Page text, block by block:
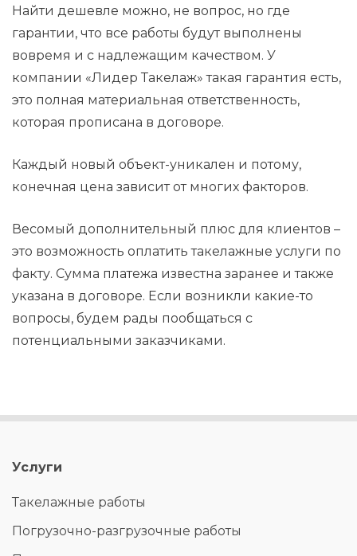
Найти дешевле можно, не вопрос, но где
гарантии, что все работы будут выполнены
вовремя и с надлежащим качеством. У
компании «Лидер Такелаж» такая гарантия есть,
это полная материальная ответственность,
которая прописана в договоре.
Каждый новый объект-уникален и потому,
конечная цена зависит от многих факторов.
Весомый дополнительный плюс для клиентов –
это возможность оплатить такелажные услуги по
факту. Сумма платежа известна заранее и также
указана в договоре. Если возникли какие-то
вопросы, будем рады пообщаться с
потенциальными заказчиками.
Услуги
Такелажные работы
Погрузочно-разгрузочные работы